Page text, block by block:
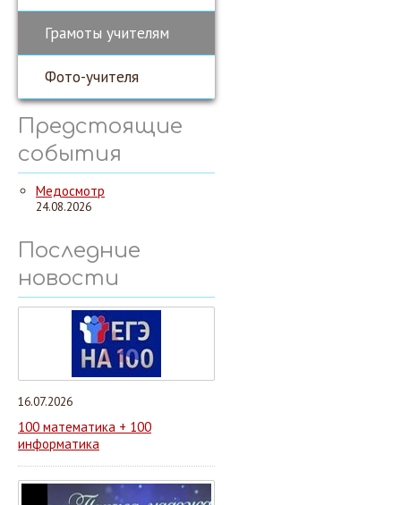
Грамоты учителям
Фото-учителя
Предстоящие
события
Медосмотр
24.08.2026
Последние
новости
16.07.2026
100 математика + 100
информатика